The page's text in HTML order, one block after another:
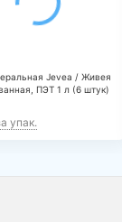
Jevea / Живея
ПЭТ 1 л (6 штук)
упак.